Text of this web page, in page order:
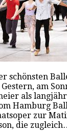
schönsten
am
als
Hamburg
zur
die